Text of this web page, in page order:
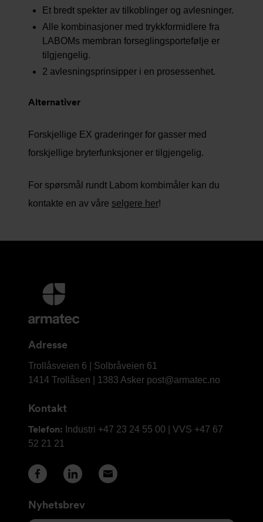
Et bredt spekter av tilkoblinger og avlesninger.
Alle kombinasjoner med trykkformidlere fra
LABOMs membran forseglingsportefølje er
tilgjengelig.
2 avlesningsprinsipper i en prosessenhet.
Alternativer
Forskjellige EX graderinger for gasser med
forskjellige bryterfunksjoner er tilgjengelig.
For spørsmål rundt Labom kombimåler kan du
kontakte en av våre selgere her!
Mer
informasjon
og
Adresse
Armatec
AS
Trollåsveien 6 | Solbråveien 61
1414 Trollåsen | 1383 Asker post@armatec.no
Kontakt
Telefon: Industri +47 23 24 55 00 | VVS +47 67
52 21 21
Nyhetsbrev